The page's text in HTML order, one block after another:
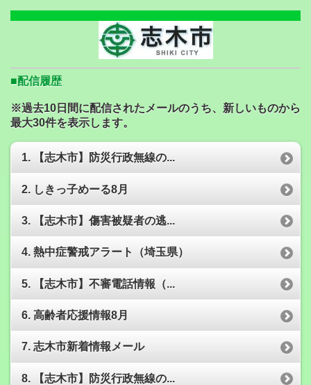
■配信履歴
※過去10日間に配信されたメールのうち、新しいものから
最大30件を表示します。
1. 【志木市】防災行政無線の...
2. しきっ子めーる8月
3. 【志木市】傷害被疑者の逃...
4. 熱中症警戒アラート（埼玉県）
5. 【志木市】不審電話情報（...
6. 高齢者応援情報8月
7. 志木市新着情報メール
8. 【志木市】防災行政無線の...